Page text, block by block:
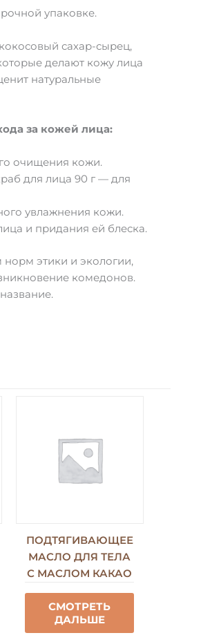
упаковке.
сахар-сырец,
делают кожу лица
натуральные
за кожей лица:
очищения кожи.
для лица 90 г — для
увлажнения кожи.
и придания ей блеска.
этики и экологии,
комедонов.
ПОДТЯГИВАЮЩЕЕ
МАСЛО ДЛЯ ТЕЛА
С МАСЛОМ КАКАО
СМОТРЕТЬ
ДАЛЬШЕ